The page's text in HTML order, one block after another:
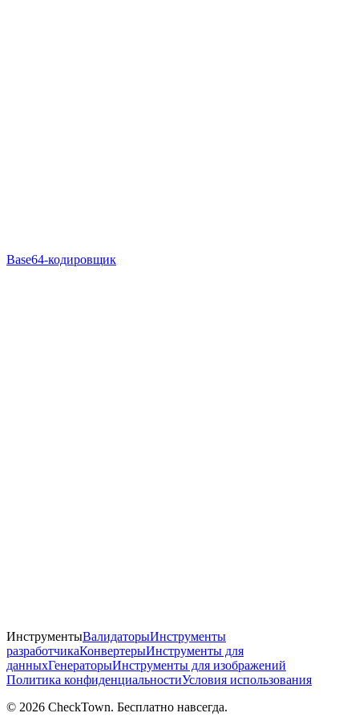
Base64-кодировщик
ИнструментыВалидаторыИнструменты
разработчикаКонвертерыИнструменты для
данныхГенераторыИнструменты для изображений
Политика конфиденциальностиУсловия использования
© 2026 CheckTown. Бесплатно навсегда.